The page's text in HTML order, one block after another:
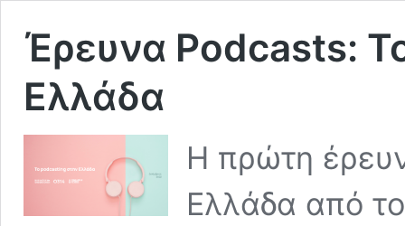
Έρευνα Podcasts:
Ελλάδα
Η πρώτη
Ελλάδα από